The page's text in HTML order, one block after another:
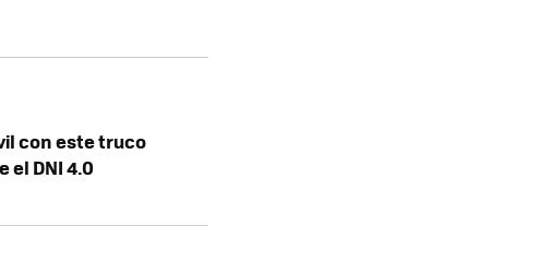
con este truco
el DNI 4.0